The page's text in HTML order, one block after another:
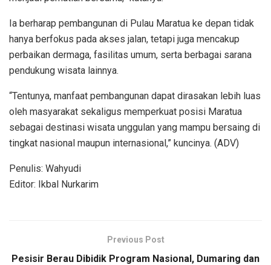
Ia berharap pembangunan di Pulau Maratua ke depan tidak
hanya berfokus pada akses jalan, tetapi juga mencakup
perbaikan dermaga, fasilitas umum, serta berbagai sarana
pendukung wisata lainnya.
“Tentunya, manfaat pembangunan dapat dirasakan lebih luas
oleh masyarakat sekaligus memperkuat posisi Maratua
sebagai destinasi wisata unggulan yang mampu bersaing di
tingkat nasional maupun internasional,” kuncinya. (ADV)
Penulis: Wahyudi
Editor: Ikbal Nurkarim
Previous Post
Pesisir Berau Dibidik Program Nasional, Dumaring dan